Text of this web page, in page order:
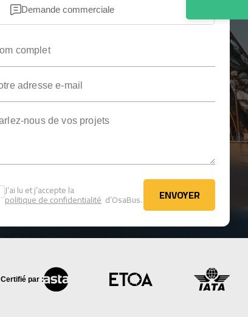
Demande commerciale
J’ai lu et j’accepte la
politique de confidentialité d’OsaBus. ENVOYER
ENVOYER
Certifié par :